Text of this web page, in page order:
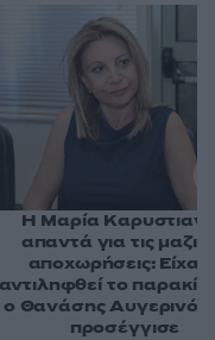
Η Μαρία
απαντά για τις
αποχωρήσεις:
αντιληφθεί το
ο Θανάσης Αυγερινός
προσέγγισε